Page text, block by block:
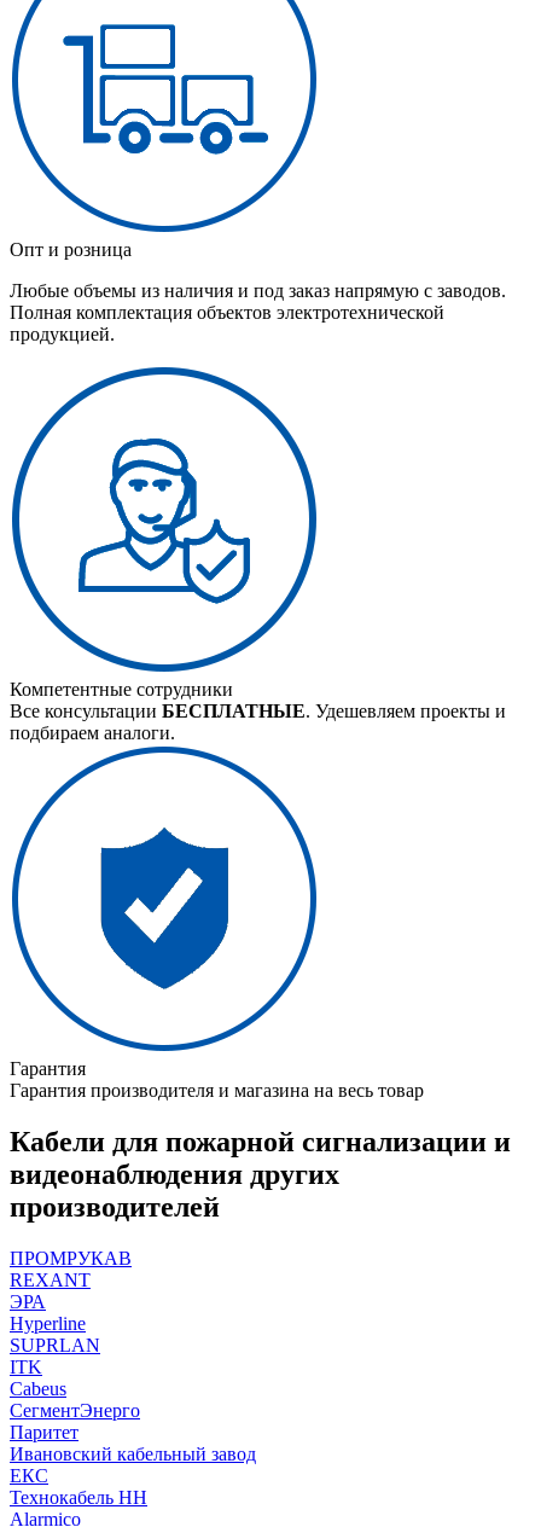
Опт и розница
Любые объемы из наличия и под заказ напрямую с заводов.
Полная комплектация объектов электротехнической
продукцией.
Компетентные сотрудники
Все консультации БЕСПЛАТНЫЕ. Удешевляем проекты и
подбираем аналоги.
Гарантия
Гарантия производителя и магазина на весь товар
Кабели для пожарной сигнализации и
видеонаблюдения других
производителей
ПРОМРУКАВ
REXANT
ЭРА
Hyperline
SUPRLAN
ITK
Cabeus
СегментЭнерго
Паритет
Ивановский кабельный завод
ЕКС
Технокабель НН
Alarmico